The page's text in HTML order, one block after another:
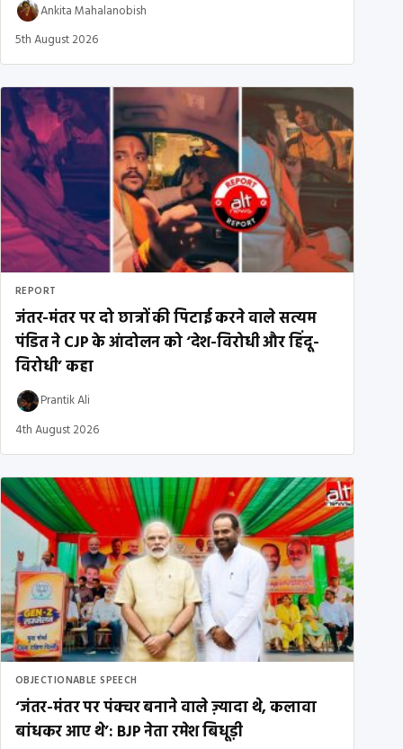
Ankita Mahalanobish
5th August 2026
REPORT
जंतर-मंतर पर दो छात्रों की पिटाई करने वाले सत्यम
पंडित ने CJP के आंदोलन को ‘देश-विरोधी और हिंदू-
विरोधी’ कहा
Prantik Ali
4th August 2026
OBJECTIONABLE SPEECH
‘जंतर-मंतर पर पंक्चर बनाने वाले ज़्यादा थे, कलावा
बांधकर आए थे’: BJP नेता रमेश बिधूड़ी